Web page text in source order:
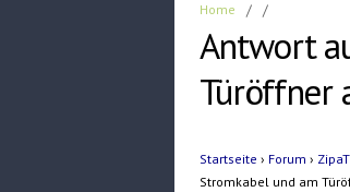
Home / /
Antwort
Türöffner
Startseite › Forum ›
Stromkabel und am